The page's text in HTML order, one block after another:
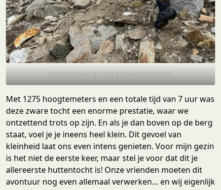
Het laatste stukje klimmen over de rotsen
Met 1275 hoogtemeters en een totale tijd van 7 uur was
deze zware tocht een enorme prestatie, waar we
ontzettend trots op zijn. En als je dan boven op de berg
staat, voel je je ineens heel klein. Dit gevoel van
kleinheid laat ons even intens genieten. Voor mijn gezin
is het niet de eerste keer, maar stel je voor dat dit je
allereerste huttentocht is! Onze vrienden moeten dit
avontuur nog even allemaal verwerken… en wij eigenlijk